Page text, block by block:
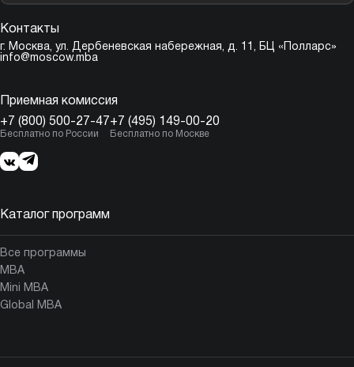
Контакты
г. Москва, ул. Дербеневская набережная, д. 11, БЦ «Полларс»
info@moscow.mba
Приемная комиссия
+7 (800) 500-27-47
Бесплатно по России
+7 (495) 149-00-20
Бесплатно по Москве
Каталог программ
Все программы
MBA
Mini MBA
Global MBA